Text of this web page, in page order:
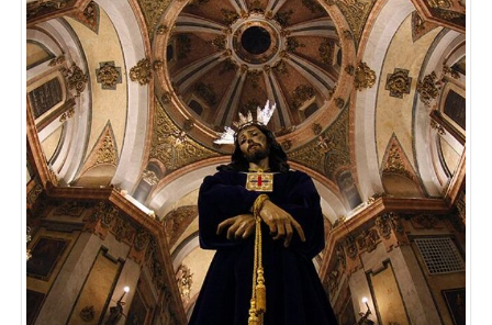
cuatro colores el logo destaca cultura,
patrimonio, entorno natural y experiencias. El
símbolo amarillo, que recuerda a un ojo,
engloba toda la cultura y singularidades de la
ciudad. El naranja, que representa la silueta de
una atalaya, se destina al patrimonio e
historia. El verde, por su parte, que dibuja una
hoja, es el elemento que identificará todo el
mundo rural y natural del municipio, junto con
el turismo activo. Por último, el tono magenta
simboliza un sendero abierto y se centra en el